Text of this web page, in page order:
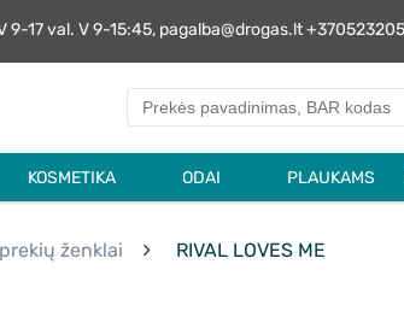
17 val. V 9-15:45, pagalba@drogas.lt
KOSMETIKA ODAI PLAUKAMS
ženklai RIVAL LOVES ME